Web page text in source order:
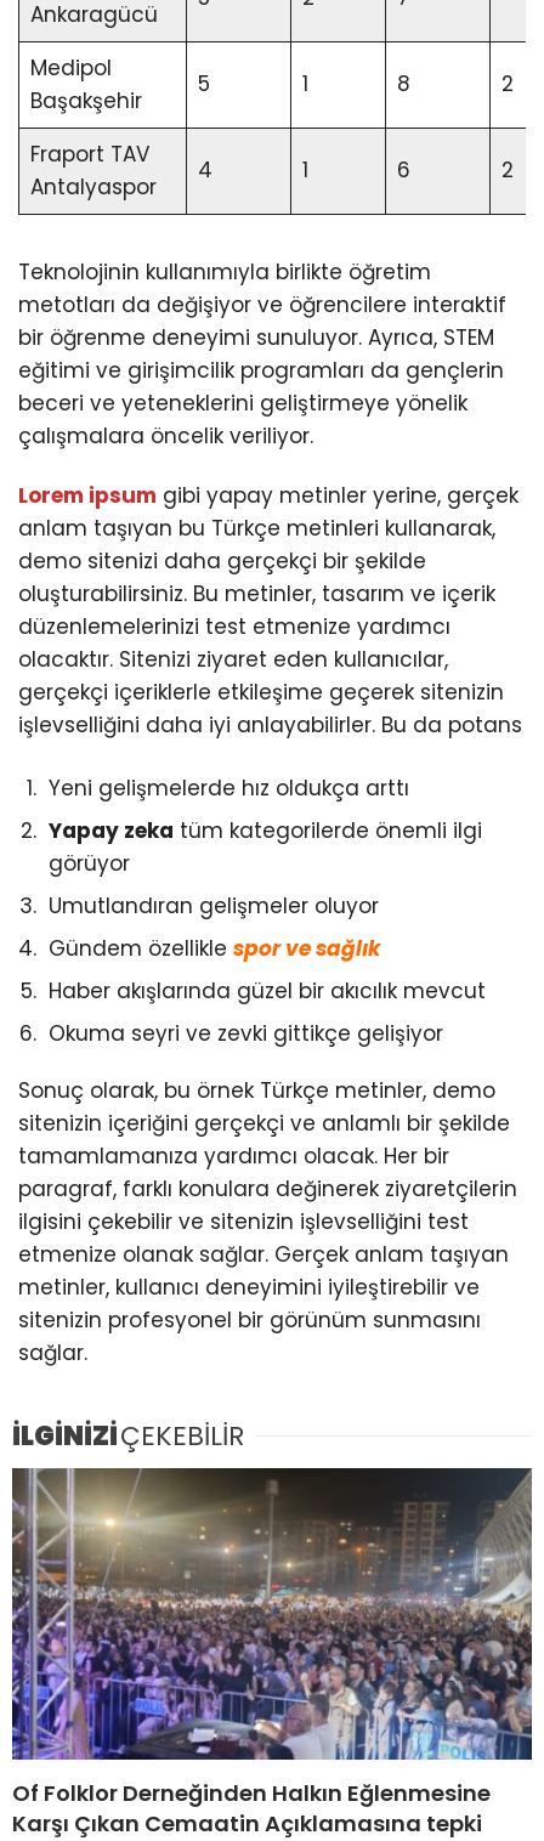
Ankaragücü
Medipol
Başakşehir
5 1 8 2
Fraport TAV
Antalyaspor
4 1 6 2
Teknolojinin kullanımıyla birlikte öğretim
metotları da değişiyor ve öğrencilere interaktif
bir öğrenme deneyimi sunuluyor. Ayrıca, STEM
eğitimi ve girişimcilik programları da gençlerin
beceri ve yeteneklerini geliştirmeye yönelik
çalışmalara öncelik veriliyor.
Lorem ipsum gibi yapay metinler yerine, gerçek
anlam taşıyan bu Türkçe metinleri kullanarak,
demo sitenizi daha gerçekçi bir şekilde
oluşturabilirsiniz. Bu metinler, tasarım ve içerik
düzenlemelerinizi test etmenize yardımcı
olacaktır. Sitenizi ziyaret eden kullanıcılar,
gerçekçi içeriklerle etkileşime geçerek sitenizin
işlevselliğini daha iyi anlayabilirler. Bu da potans
Yeni gelişmelerde hız oldukça arttı
Yapay zeka tüm kategorilerde önemli ilgi
görüyor
Umutlandıran gelişmeler oluyor
Gündem özellikle spor ve sağlık
Haber akışlarında güzel bir akıcılık mevcut
Okuma seyri ve zevki gittikçe gelişiyor
Sonuç olarak, bu örnek Türkçe metinler, demo
sitenizin içeriğini gerçekçi ve anlamlı bir şekilde
tamamlamanıza yardımcı olacak. Her bir
paragraf, farklı konulara değinerek ziyaretçilerin
ilgisini çekebilir ve sitenizin işlevselliğini test
etmenize olanak sağlar. Gerçek anlam taşıyan
metinler, kullanıcı deneyimini iyileştirebilir ve
sitenizin profesyonel bir görünüm sunmasını
sağlar.
İLGİNİZİÇEKEBİLİR
Of Folklor Derneğinden Halkın Eğlenmesine
Karşı Çıkan Cemaatin Açıklamasına tepki